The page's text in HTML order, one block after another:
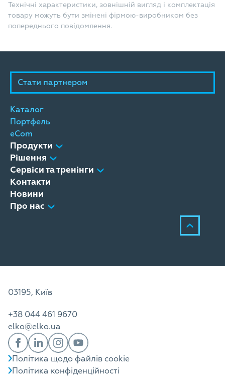
Технічні характеристики, зовнішній вигляд і комплектація
товару можуть бути змінені фірмою-виробником без
попереднього повідомлення.
Стати партнером
Каталог
Портфель
eCom
Продукти
Рішення
Сервіси та тренінги
Контакти
Новини
Про нас
03195, Київ
+38 044 461 9670
elko@elko.ua
Політика щодо файлів cookie
Політика конфіденційності